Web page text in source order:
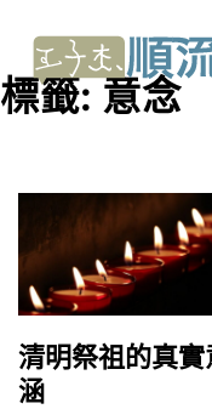
標籤: 意念
清明祭祖的真實
涵